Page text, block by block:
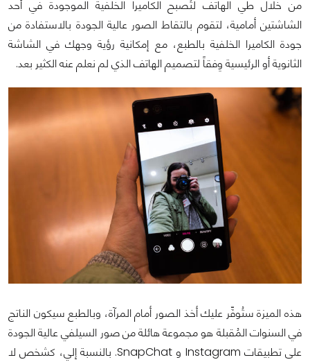
من خلال طي الهاتف لتُصبح الكاميرا الخلفية الموجودة في أحد
الشاشتين أمامية، لتقوم بالتقاط الصور عالية الجودة بالاستفادة من
جودة الكاميرا الخلفية بالطبع، مع إمكانية رؤية وجهك في الشاشة
الثانوية أو الرئيسية وِفقاً لتصميم الهاتف الذي لم نعلم عنه الكثير بعد.
هذه الميزة ستُوفِّر عليك أخذ الصور أمام المرآة، وبالطبع سيكون الناتج
في السنوات المُقبلة هو مجموعة هائلة من صور السيلفي عالية الجودة
على تطبيقات Instagram و SnapChat. بالنسبة إلي، كشخص لا